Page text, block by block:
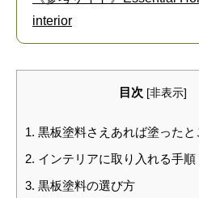
interior
目次 [非表示]
1. 黒板塗料さえあれば塗ったと
2. インテリアに取り入れる手順
3. 黒板塗料の選び方